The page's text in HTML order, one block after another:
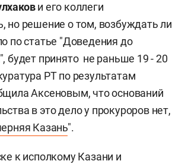
и его коллеги
но решение о том, возбуждать ли
по статье "Доведения до
будет принято не раньше 19 - 20
РТ по результатам
Аксеновым, что оснований
в это дело у прокуроров нет,
Казань".
к исполкому Казани и